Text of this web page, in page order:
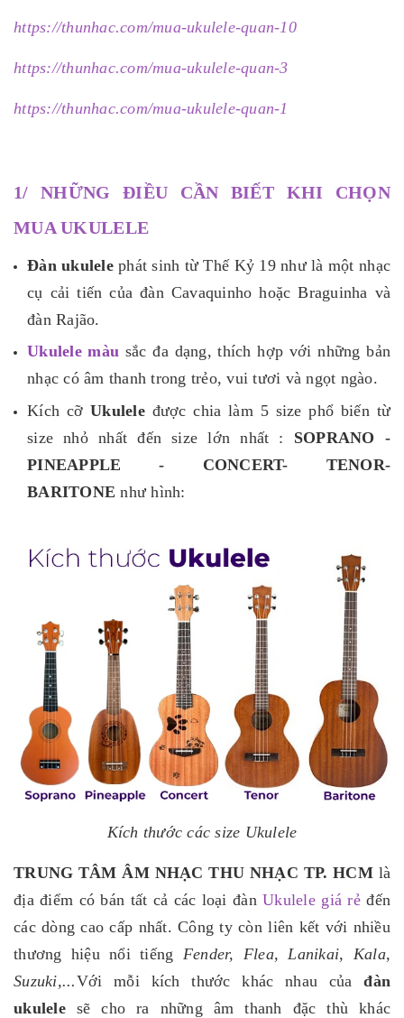
https://thunhac.com/mua-ukulele-quan-10
https://thunhac.com/mua-ukulele-quan-3
https://thunhac.com/mua-ukulele-quan-1
1/ NHỮNG ĐIỀU CẦN BIẾT KHI CHỌN
MUA UKULELE
Đàn ukulelephát sinh từ Thế Kỷ 19 như là một nhạc
cụ cải tiến của đàn Cavaquinho hoặc Braguinha và
đàn Rajão.
Ukulele màu sắc đa dạng, thích hợp với những bản
nhạc có âm thanh trong trẻo, vui tươi và ngọt ngào.
Kích cỡ Ukuleleđược chia làm 5 size phổ biến từ
size nhỏ nhất đến size lớn nhất : SOPRANO -
PINEAPPLE - CONCERT- TENOR-
BARITONEnhư hình:
Kích thước các size Ukulele
TRUNG TÂM ÂM NHẠC THU NHẠC TP. HCMlà
địa điểm có bán tất cả các loại đànUkulele giá rẻđến
các dòng cao cấp nhất. Công ty còn liên kết với nhiều
thương hiệu nổi tiếng Fender, Flea, Lanikai, Kala,
Suzuki,...Với mỗi kích thước khác nhau củađàn
ukulelesẽ cho ra những âm thanh đặc thù khác